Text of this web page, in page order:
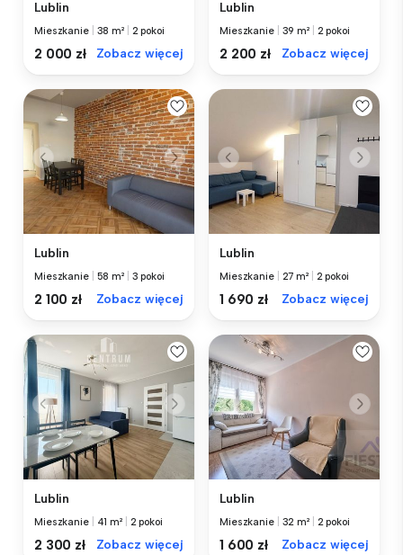
Lublin
Mieszkanie 38 m² 2 pokoi
2 000 zł Zobacz więcej
Lublin
Mieszkanie 39 m² 2 pokoi
2 200 zł Zobacz więcej
Lublin
Mieszkanie 58 m² 3 pokoi
2 100 zł Zobacz więcej
Lublin
Mieszkanie 27 m² 2 pokoi
1 690 zł Zobacz więcej
Lublin
Mieszkanie 41 m² 2 pokoi
2 300 zł Zobacz więcej
Lublin
Mieszkanie 32 m² 2 pokoi
1 600 zł Zobacz więcej